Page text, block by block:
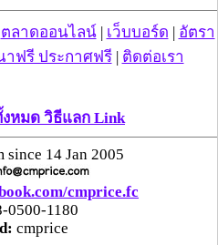
ตลาดออนไลน์| เว็บบอร์ด | อัตรา
ฟรี ประกาศฟรี| ติดต่อเรา
หมด วิธีแลก Link
14 Jan 2005
cmprice.fc
0500-1180
cmprice